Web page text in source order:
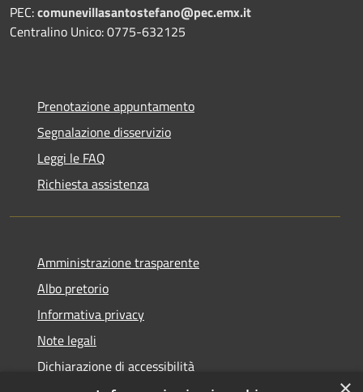
PEC:comunevillasantostefano@pec.emx.it
Centralino Unico: 0775-632125
Prenotazione appuntamento
Segnalazione disservizio
Leggi le FAQ
Richiesta assistenza
Amministrazione trasparente
Albo pretorio
Informativa privacy
Note legali
Dichiarazione di accessibilità